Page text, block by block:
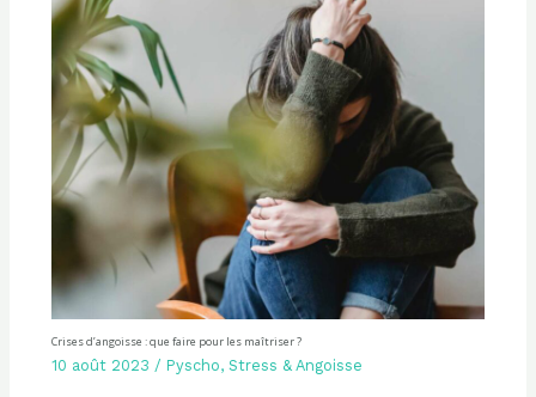
Crises d’angoisse : que faire pour les maîtriser ?
10 août 2023 / Pyscho, Stress & Angoisse